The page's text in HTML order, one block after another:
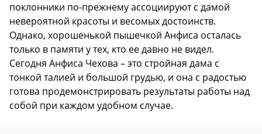
поклонники по-прежнему ассоциируют с дамой
невероятной красоты и весомых достоинств.
Однако, хорошенькой пышечкой Анфиса осталась
только в памяти у тех, кто ее давно не видел.
Сегодня Анфиса Чехова – это стройная дама с
тонкой талией и большой грудью, и она с радостью
готова продемонстрировать результаты работы над
собой при каждом удобном случае.